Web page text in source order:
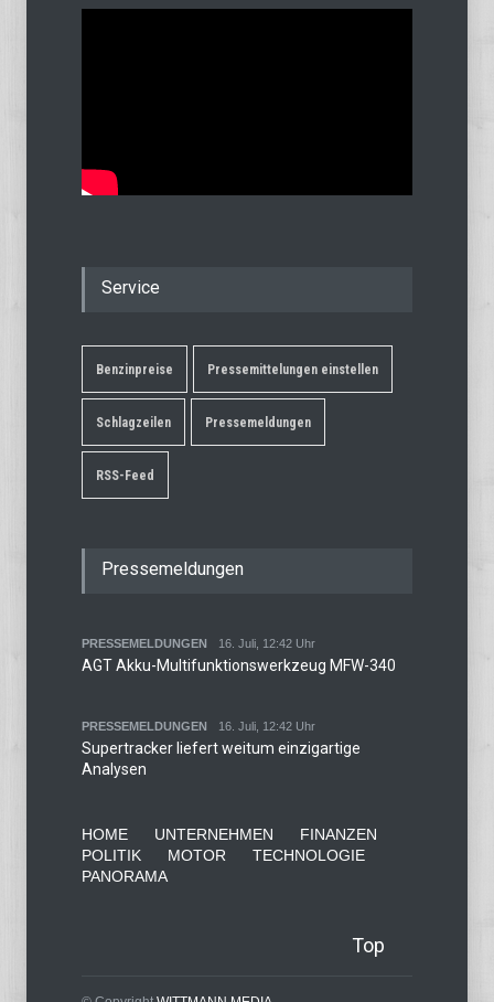
Service
Benzinpreise Pressemittelungen einstellen
Schlagzeilen Pressemeldungen
RSS-Feed
Pressemeldungen
PRESSEMELDUNGEN 16. Juli, 12:42 Uhr
AGT Akku-Multifunktionswerkzeug MFW-340
PRESSEMELDUNGEN 16. Juli, 12:42 Uhr
Supertracker liefert weitum einzigartige
Analysen
HOME UNTERNEHMEN
FINANZEN
POLITIK
MOTOR
TECHNOLOGIE
PANORAMA
Top